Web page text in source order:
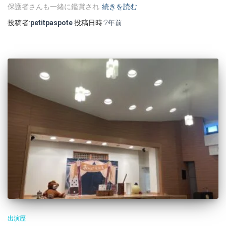
保護者さんも一緒に鑑賞され 続きを読む
投稿者:petitpaspote投稿日時:2年前
出演歴